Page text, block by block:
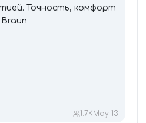
Точность, комфорт
1.7K May 13